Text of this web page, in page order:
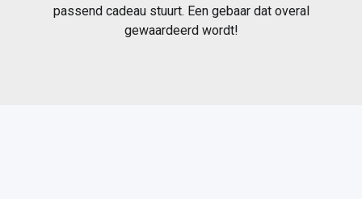
passend cadeau stuurt. Een gebaar dat overal
gewaardeerd wordt!